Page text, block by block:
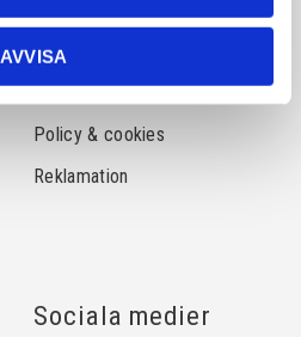
AVVISAFrågor & svar
Köpvillkor
Policy & cookies
Reklamation
Sociala medier